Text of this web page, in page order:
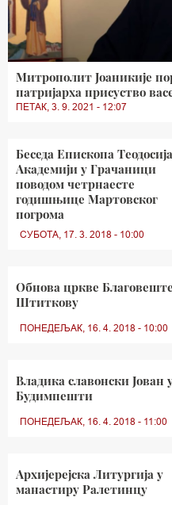
Митрополит Јоаникије
патријарха присуство
ПЕТАК, 3. 9. 2021 - 12:07
Беседа Епископа
Академији у Грачаници
поводом четрнаесте
годишњице Мартовског
погрома
СУБОТА, 17. 3. 2018 - 10:00
Обнова цркве
Штиткову
ПОНЕДЕЉАК, 16. 4. 2018 - 10:00
Владика славонски Јован
Будимпешти
ПОНЕДЕЉАК, 16. 4. 2018 - 11:00
Архијерејска Литургија у
манастиру Ралетинцу